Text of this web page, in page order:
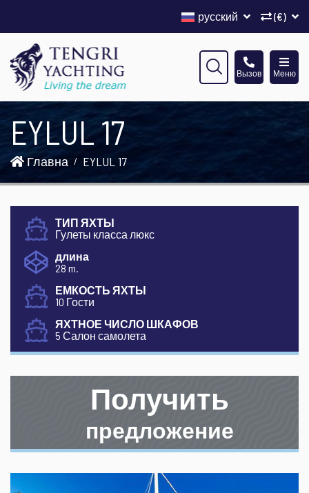
(€)
русский
Меню
Вызов
EYLUL 17
Главна EYLUL 17
ТИП ЯХТЫ
Гулеты класса люкс
длина
28 m.
ЕМКОСТЬ ЯХТЫ
10 Гости
ЯХТНОЕ ЧИСЛО ШКАФОВ
5 Салон самолета
Получить
предложение